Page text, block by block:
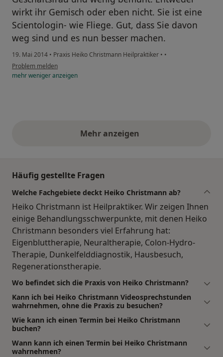
wirkt ihr Gemisch oder eben nicht. Sie ist eine
Scientologin- wie Fliege. Gut, dass Sie davon
weg sind und es nun besser machen.
19. Mai 2014 • Praxis Heiko Christmann Heilpraktiker • •
Problem melden
mehrwenigeranzeigen
Mehr anzeigenobige Stellungnahmen
Häufig gestellte Fragen
Welche Fachgebiete deckt Heiko Christmann ab?
Heiko Christmann ist Heilpraktiker. Wir zeigen Ihnen
einige Behandlungsschwerpunkte, mit denen Heiko
Christmann besonders viel Erfahrung hat:
Eigenbluttherapie, Neuraltherapie, Colon-Hydro-
Therapie, Dunkelfelddiagnostik, Hausbesuch,
Regenerationstherapie.
Wo befindet sich die Praxis von Heiko Christmann?
Kann ich bei Heiko Christmann Videosprechstunden
wahrnehmen, ohne die Praxis zu besuchen?
Wie kann ich einen Termin bei Heiko Christmann
buchen?
Wann kann ich einen Termin bei Heiko Christmann
wahrnehmen?